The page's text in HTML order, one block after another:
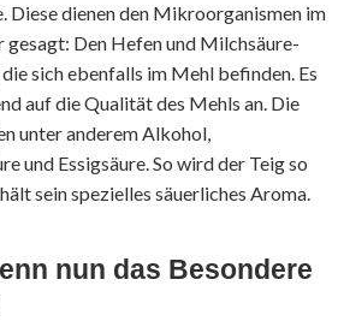
Diese dienen den Mikroorganismen im
gesagt: Den Hefen und Milchsäure-
sich ebenfalls im Mehl befinden. Es
auf die Qualität des Mehls an. Die
unter anderem Alkohol,
und Essigsäure. So wird der Teig so
sein spezielles säuerliches Aroma.
nun das Besondere